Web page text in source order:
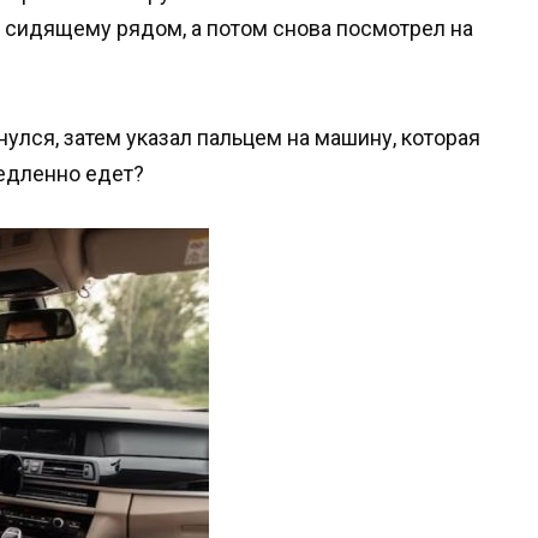
рядом, а потом снова посмотрел на
затем указал пальцем на машину, которая
едет?